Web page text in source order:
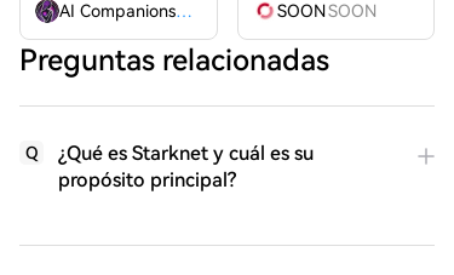
AI Companions
AIC SOONSOON
Preguntas relacionadas
Q
¿Qué es Starknet y cuál es su
propósito principal?